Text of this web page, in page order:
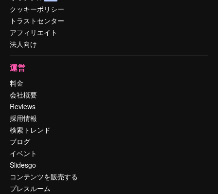
クッキーポリシー
トラストセンター
アフィリエイト
法人向け
運営
料金
会社概要
Reviews
採用情報
検索トレンド
ブログ
イベント
Slidesgo
コンテンツを販売する
プレスルーム